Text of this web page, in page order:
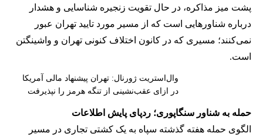
پشت میز مذاکره، در حال تقویت زنجیره شناسایی و هشدار
درباره شناورهایی است که از مسیر مورد تایید تهران عبور
نمی‌کنند؛ مسیری که در کانون اختلاف کنونی تهران و واشینگتن
است.
وال‌استریت ژورنال: تهران پیشنهاد مالی آمریکا
در ازای عقب‌نشینی از تنگه هرمز را نپذیرفت
حمله به شناور سنگاپوری؛ ردپای پایش اطلاعات
الگوی حمله هفته گذشته سپاه به یک کشتی تجاری در مسیر